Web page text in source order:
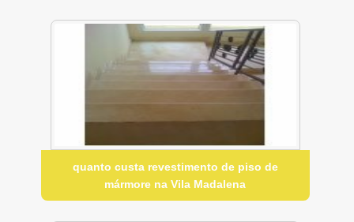
quanto custa revestimento de piso de
mármore na Vila Madalena